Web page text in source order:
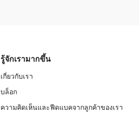
รู้จักเรามากขึ้น
เกี่ยวกับเรา
บล็อก
ความคิดเห็นและฟีดแบคจากลูกค้าของเรา